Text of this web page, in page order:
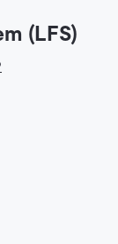
(LFS)